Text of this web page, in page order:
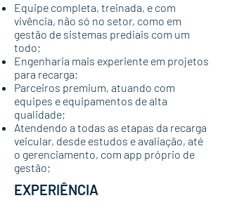
Equipe completa, treinada, e com
vivência, não só no setor, como em
gestão de sistemas prediais com um
todo;
Engenharia mais experiente em projetos
para recarga;
Parceiros premium, atuando com
equipes e equipamentos de alta
qualidade;
Atendendo a todas as etapas da recarga
veicular, desde estudos e avaliação, até
o gerenciamento, com app próprio de
gestão;
EXPERIÊNCIA